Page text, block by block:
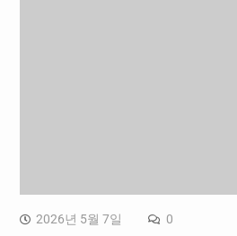
2026년 5월 7일 0